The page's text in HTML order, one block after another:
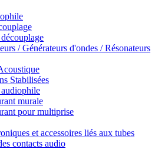
/ Générateurs d'ondes / Résonateurs
Stabilisées
murale
pour multiprise
et accessoires liés aux tubes
contacts audio